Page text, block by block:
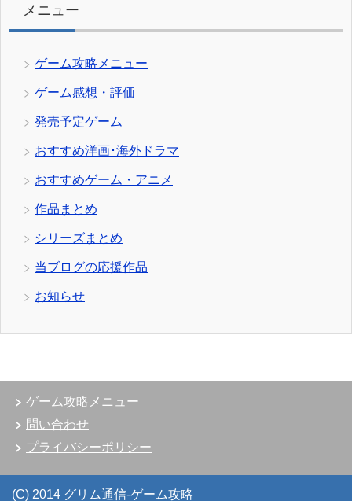
メニュー
ゲーム攻略メニュー
ゲーム感想・評価
発売予定ゲーム
おすすめ洋画･海外ドラマ
おすすめゲーム・アニメ
作品まとめ
シリーズまとめ
当ブログの応援作品
お知らせ
ゲーム攻略メニュー
問い合わせ
プライバシーポリシー
(C) 2014 グリム通信-ゲーム攻略